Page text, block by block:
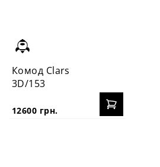
Комод Clars
3D/153
12600 грн.